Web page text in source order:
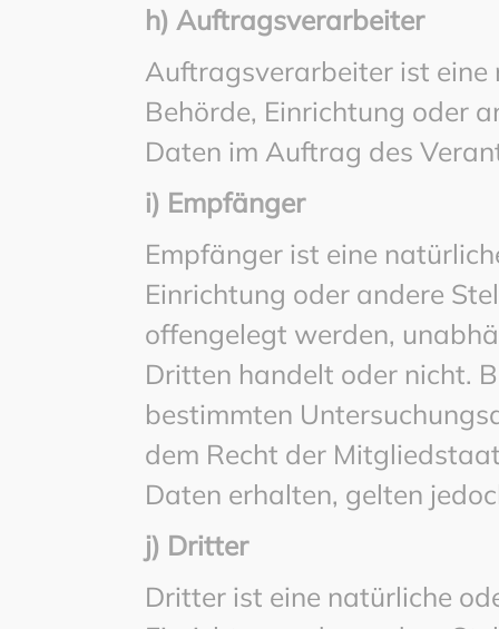
h) Auftragsverarbeiter
Auftragsverarbeiter ist eine
Behörde, Einrichtung oder
Daten im Auftrag des
i) Empfänger
Empfänger ist eine
Einrichtung oder andere
offengelegt werden,
Dritten handelt oder nicht.
bestimmten
dem Recht der
Daten erhalten, gelten
j) Dritter
Dritter ist eine natürliche